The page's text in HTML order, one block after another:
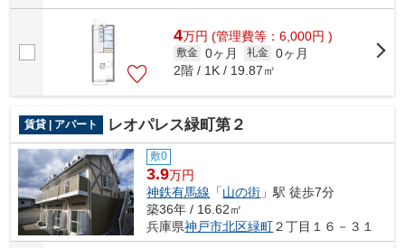
4万円 (管理費等：6,000円 )
敷金 0ヶ月 礼金 0ヶ月
2階 / 1K / 19.87㎡
賃貸 | アパート レオパレス緑町第２
敷0
3.9万円
神鉄有馬線 「山の街 」駅 徒歩7分
築36年 / 16.62㎡
兵庫県神戸市北区緑町２丁目１６－３１